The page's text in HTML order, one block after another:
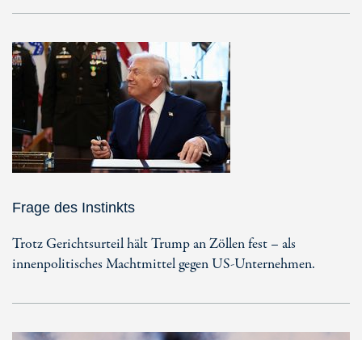
Frage des Instinkts
Trotz Gerichtsurteil hält Trump an Zöllen fest – als
innenpolitisches Machtmittel gegen US-Unternehmen.